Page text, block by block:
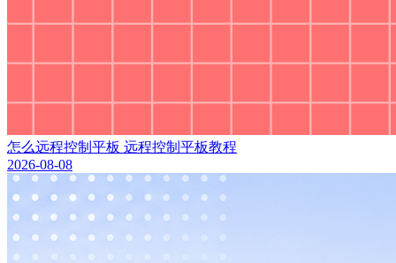
怎么远程控制平板 远程控制平板教程
2026-08-08